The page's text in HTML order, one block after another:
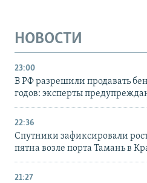
НОВОСТИ
23:00
В РФ разрешили продавать
годов: эксперты
22:36
Спутники зафиксировали
пятна возле порта Тамань в
21:27